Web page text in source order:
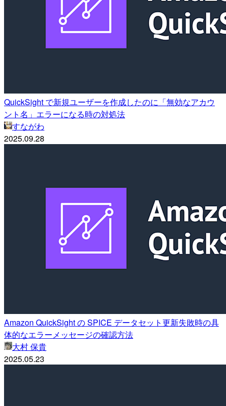
QuickSight で新規ユーザーを作成したのに「無効なアカウ
ント名」エラーになる時の対処法
すながわ
2025.09.28
Amazon QuickSight の SPICE データセット更新失敗時の具
体的なエラーメッセージの確認方法
大村 保貴
2025.05.23